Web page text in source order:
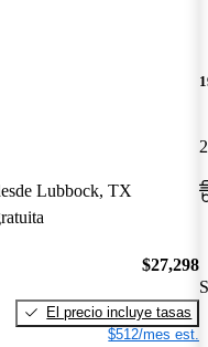
Lubbock, TX
$27,298
El precio incluye tasas
$512/mes est.